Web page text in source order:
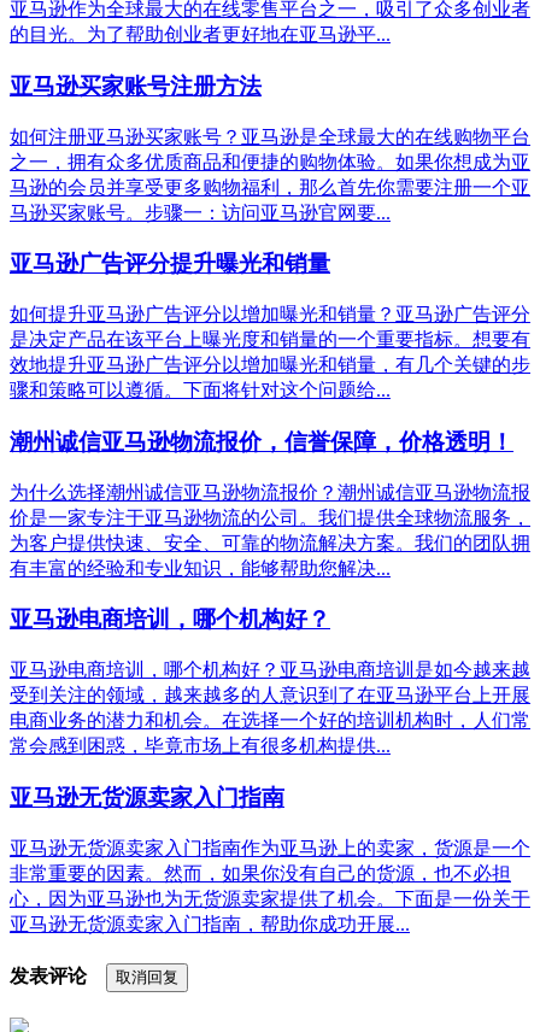
亚马逊作为全球最大的在线零售平台之一，吸引了众多创业者
的目光。为了帮助创业者更好地在亚马逊平...
亚马逊买家账号注册方法
如何注册亚马逊买家账号？亚马逊是全球最大的在线购物平台
之一，拥有众多优质商品和便捷的购物体验。如果你想成为亚
马逊的会员并享受更多购物福利，那么首先你需要注册一个亚
马逊买家账号。步骤一：访问亚马逊官网要...
亚马逊广告评分提升曝光和销量
如何提升亚马逊广告评分以增加曝光和销量？亚马逊广告评分
是决定产品在该平台上曝光度和销量的一个重要指标。想要有
效地提升亚马逊广告评分以增加曝光和销量，有几个关键的步
骤和策略可以遵循。下面将针对这个问题给...
潮州诚信亚马逊物流报价，信誉保障，价格透明！
为什么选择潮州诚信亚马逊物流报价？潮州诚信亚马逊物流报
价是一家专注于亚马逊物流的公司。我们提供全球物流服务，
为客户提供快速、安全、可靠的物流解决方案。我们的团队拥
有丰富的经验和专业知识，能够帮助您解决...
亚马逊电商培训，哪个机构好？
亚马逊电商培训，哪个机构好？亚马逊电商培训是如今越来越
受到关注的领域，越来越多的人意识到了在亚马逊平台上开展
电商业务的潜力和机会。在选择一个好的培训机构时，人们常
常会感到困惑，毕竟市场上有很多机构提供...
亚马逊无货源卖家入门指南
亚马逊无货源卖家入门指南作为亚马逊上的卖家，货源是一个
非常重要的因素。然而，如果你没有自己的货源，也不必担
心，因为亚马逊也为无货源卖家提供了机会。下面是一份关于
亚马逊无货源卖家入门指南，帮助你成功开展...
发表评论 取消回复